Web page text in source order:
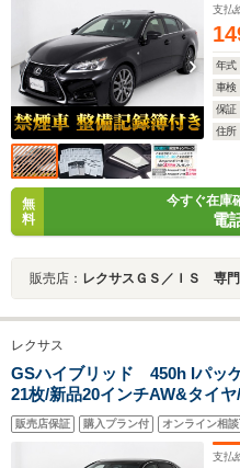
支払
年式
車検
保証
住所
無
料
今すぐ在庫
電
販売店： レクサスＧＳ／ＩＳ 専門店 ＣＳオ
レクサス
GSハイブリッド 450h Iパッ
21枚/新品20インチAW&タイ
ラッシュ/スピンドルエアロ/ク
エアシート/シートヒーター/シ
イト/HDDマルチナビ/
販売店保証 購入プラン付 オンライン相
支払